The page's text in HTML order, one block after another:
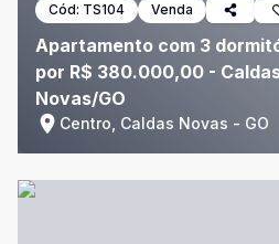
Cód: TS104 Venda
Apartamento com 3
por R$ 380.000,00 -
Novas/GO
Centro, Caldas Novas - GO